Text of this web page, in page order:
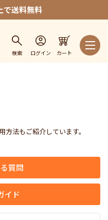
で送料無料
検索 ログイン カート
法もご紹介しています。
質問
イド